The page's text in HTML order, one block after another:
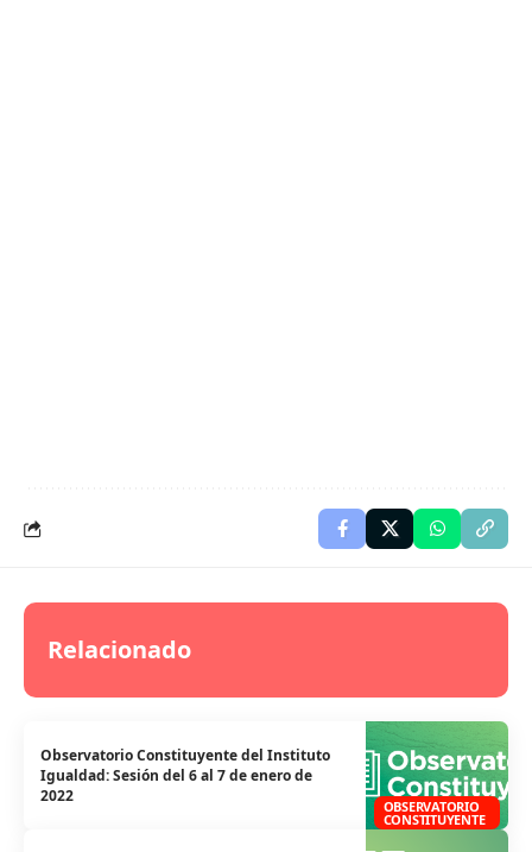
Relacionado
OBSERVATORIO
CONSTITUYENTE
Observatorio Constituyente del Instituto
Igualdad: Sesión del 6 al 7 de enero de
2022